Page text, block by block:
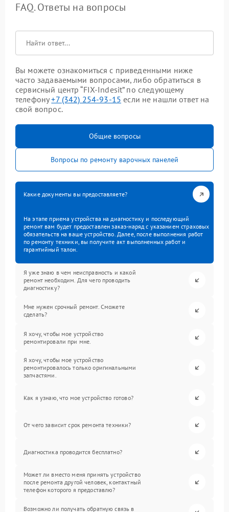
FAQ. Ответы на вопросы
Вы можете ознакомиться с приведенными ниже
часто задаваемыми вопросами, либо обратиться в
сервисный центр “FIX-Indesit” по следующему
телефону+7 (342) 254-93-15 если не нашли ответ на
свой вопрос.
Общие вопросы
Вопросы по ремонту варочных панелей
Какие документы вы предоставляете?
На этапе приема устройства на диагностику и последующий
ремонт вам будет предоставлен заказ-наряд с указанием страховых
обязательств на ваше устройство. Далее, после выполнения работ
по ремонту техники, вы получите акт выполненных работ и
гарантийный талон.
Я уже знаю в чем неисправность и какой
ремонт необходим. Для чего проводить
диагностику?
Мне нужен срочный ремонт. Сможете
сделать?
Я хочу, чтобы мое устройство
ремонтировали при мне.
Я хочу, чтобы мое устройство
ремонтировалось только оригинальными
запчастями.
Как я узнаю, что мое устройство готово?
От чего зависит срок ремонта техники?
Диагностика проводится бесплатно?
Может ли вместо меня принять устройство
после ремонта другой человек, контактный
телефон которого я предоставлю?
Возможно ли получать обратную связь в